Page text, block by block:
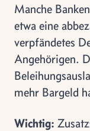
Manche
etwa eine
verpfändetes
Angehörigen.
mehr Bargeld
Wichtig: